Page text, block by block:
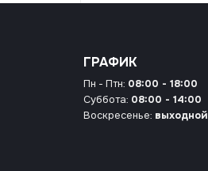
ГРАФИК
Пн - Птн: 08:00 - 18:00
Суббота: 08:00 - 14:00
Воскресенье: выходной